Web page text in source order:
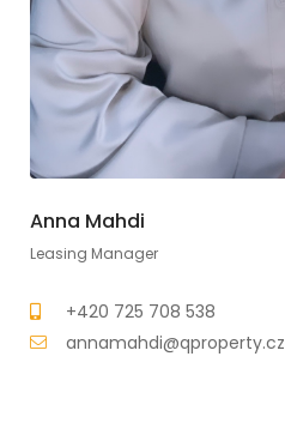
Anna Mahdi
Leasing Manager
+420 725 708 538
annamahdi@qproperty.cz